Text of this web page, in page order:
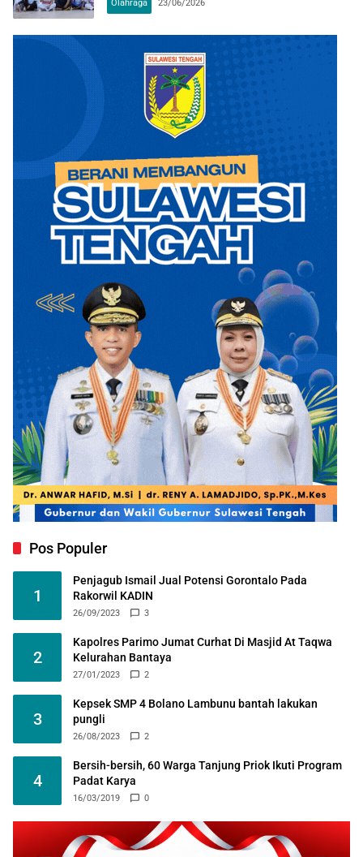
Olahraga 23/06/2026
Pos Populer
1
Penjagub Ismail Jual Potensi Gorontalo Pada
Rakorwil KADIN
26/09/2023 3
2
Kapolres Parimo Jumat Curhat Di Masjid At Taqwa
Kelurahan Bantaya
27/01/2023 2
3
Kepsek SMP 4 Bolano Lambunu bantah lakukan
pungli
26/08/2023 2
4
Bersih-bersih, 60 Warga Tanjung Priok Ikuti Program
Padat Karya
16/03/2019 0